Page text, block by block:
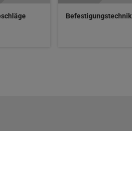
Befestigungstechnik
über 100.000